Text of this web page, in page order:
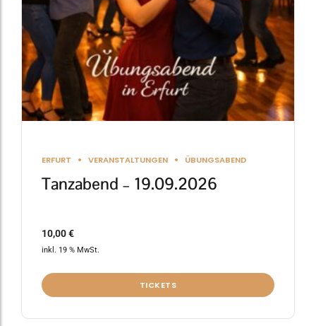
ERFURT VERANSTALTUNGEN ÜBUNGSABEND
Tanzabend – 19.09.2026
10,00€
inkl. 19 % MwSt.
TICKETS